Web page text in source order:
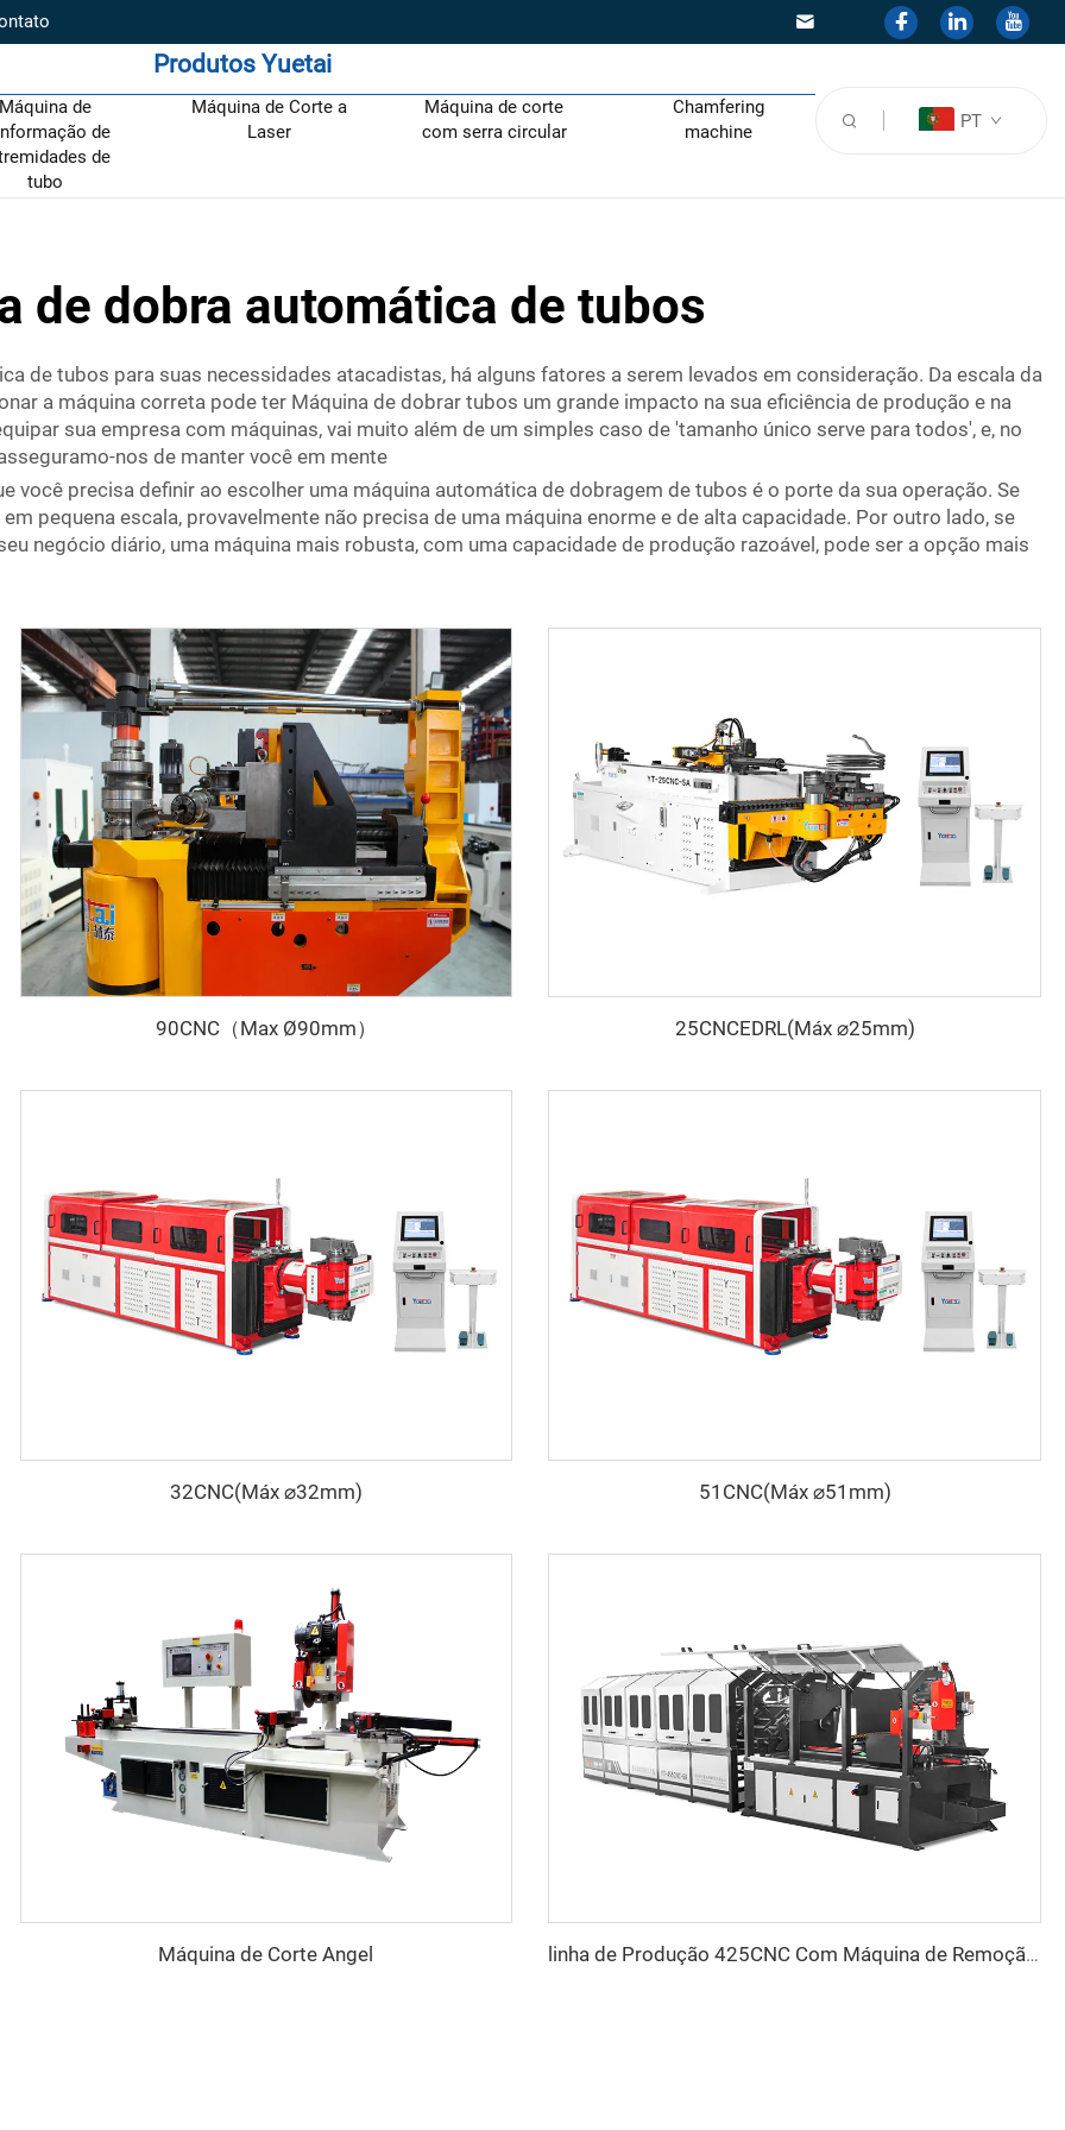
Produtos Yuetai
de
de
de
tubo
Máquina de Corte a
Laser
Máquina de corte
com serra circular
Chamfering
machine
PT
de dobra automática de tubos
de tubos para suas necessidades atacadistas, há alguns fatores a serem levados em consideração. Da escala da
a máquina correta pode ter Máquina de dobrar tubos um grande impacto na sua eficiência de produção e na
sua empresa com máquinas, vai muito além de um simples caso de 'tamanho único serve para todos', e, no
nos de manter você em mente
você precisa definir ao escolher uma máquina automática de dobragem de tubos é o porte da sua operação. Se
pequena escala, provavelmente não precisa de uma máquina enorme e de alta capacidade. Por outro lado, se
negócio diário, uma máquina mais robusta, com uma capacidade de produção razoável, pode ser a opção mais
90CNC（Max Ø90mm） 25CNCEDRL(Máx ⌀25mm)
32CNC(Máx ⌀32mm) 51CNC(Máx ⌀51mm)
Máquina de Corte Angel linha de Produção 425CNC Com Máquina de Remoção de Rebarbas